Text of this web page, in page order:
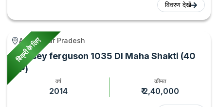
विवरण देखें
बिक्री के लिए
Agra, Uttar Pradesh
Massey ferguson 1035 DI Maha Shakti (40
HP)
वर्ष
2014
कीमत
₹ 2,40,000